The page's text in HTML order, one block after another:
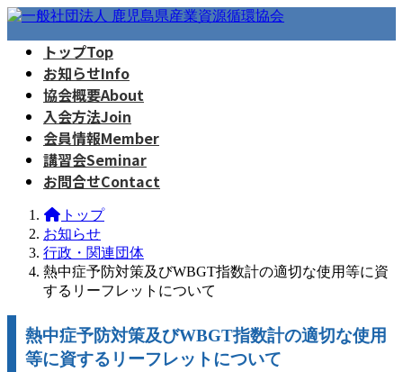
コ
ナ
トップTop
お知らせInfo
協会概要About
入会方法Join
会員情報Member
講習会Seminar
お問合せContact
トップ
お知らせ
行政・関連団体
熱中症予防対策及びWBGT指数計の適切な使用等に資
するリーフレットについて
熱中症予防対策及びWBGT指数計の適切な使用
等に資するリーフレットについて